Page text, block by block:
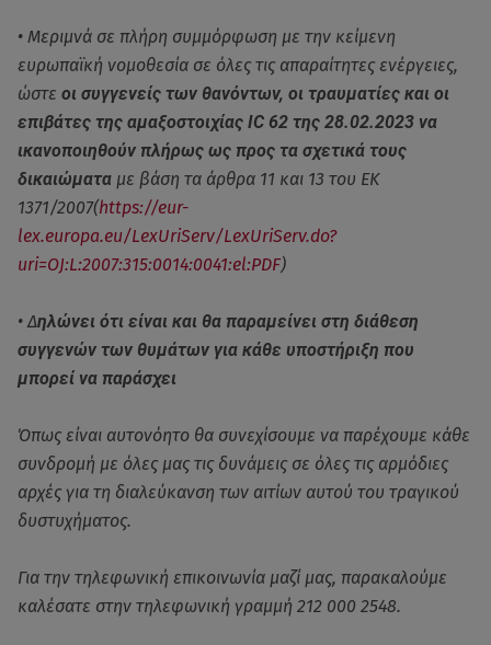
• Μεριμνά σε πλήρη συμμόρφωση με την κείμενη
ευρωπαϊκή νομοθεσία σε όλες τις απαραίτητες ενέργειες,
ώστε οι συγγενείς των θανόντων, οι τραυματίες και οι
επιβάτες της αμαξοστοιχίας IC 62 της 28.02.2023 να
ικανοποιηθούν πλήρως ως προς τα σχετικά τους
δικαιώματα με βάση τα άρθρα 11 και 13 του ΕΚ
1371/2007(https://eur-
lex.europa.eu/LexUriServ/LexUriServ.do?
uri=OJ:L:2007:315:0014:0041:el:PDF)
• Δηλώνει ότι είναι και θα παραμείνει στη διάθεση
συγγενών των θυμάτων για κάθε υποστήριξη που
μπορεί να παράσχει
Όπως είναι αυτονόητο θα συνεχίσουμε να παρέχουμε κάθε
συνδρομή με όλες μας τις δυνάμεις σε όλες τις αρμόδιες
αρχές για τη διαλεύκανση των αιτίων αυτού του τραγικού
δυστυχήματος.
Για την τηλεφωνική επικοινωνία μαζί μας, παρακαλούμε
καλέσατε στην τηλεφωνική γραμμή 212 000 2548.